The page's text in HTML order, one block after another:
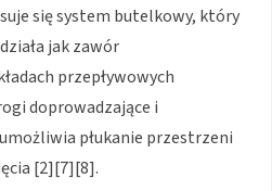
się system butelkowy, który
jak zawór
przepływowych
doprowadzające i
płukanie przestrzeni
[2][7][8].